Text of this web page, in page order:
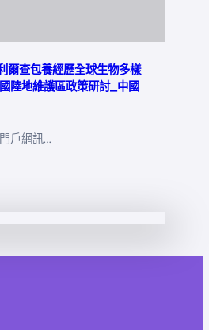
爾查包養經歷全球生物多樣
陸地維護區政策研討_中國
戶網訊…